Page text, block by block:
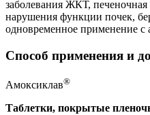
заболевания ЖКТ, печеночная
нарушения функции почек,
одновременное применение с
Способ применения и
Амоксиклав®
Таблетки, покрытые